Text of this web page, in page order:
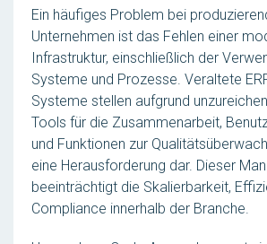
Ein häufiges Problem bei
Unternehmen ist das Fehlen einer
Infrastruktur, einschließlich der
Systeme und Prozesse. Veraltete
Systeme stellen aufgrund
Tools für die Zusammenarbeit,
und Funktionen zur
eine Herausforderung dar. Dieser
beeinträchtigt die Skalierbarkeit,
Compliance innerhalb der Branche.